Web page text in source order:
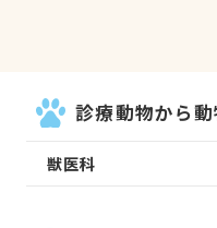
診療動物から
獣医科